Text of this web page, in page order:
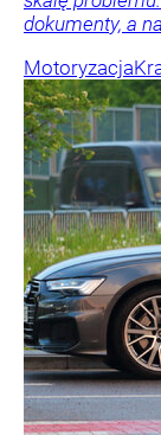
dokumenty, a
Motoryzacja